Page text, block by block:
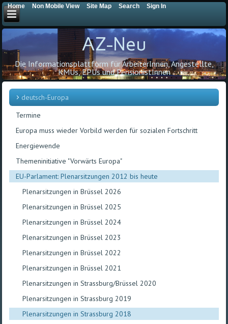
AZ-Neu
Die Informationsplattform für ArbeiterInnen, Angestellte,
KMUs, EPUs und PensionistInnen
deutsch-Europa
Termine
Europa muss wieder Vorbild werden für sozialen Fortschritt
Energiewende
Themeninitiative "Vorwärts Europa"
EU-Parlament: Plenarsitzungen 2012 bis heute
Plenarsitzungen in Brüssel 2026
Plenarsitzungen in Brüssel 2025
Plenarsitzungen in Brüssel 2024
Plenarsitzungen in Brüssel 2023
Plenarsitzungen in Brüssel 2022
Plenarsitzungen in Brüssel 2021
Plenarsitzungen in Strassburg/Brüssel 2020
Plenarsitzungen in Strassburg 2019
Plenarsitzungen in Strassburg 2018
Home Non Mobile View Site Map Search Sign In